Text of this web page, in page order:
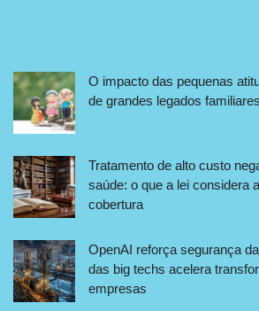
O impacto das pequenas
de grandes legados familiares
Tratamento de alto custo
saúde: o que a lei considera
cobertura
OpenAI reforça segurança
das big techs acelera
empresas